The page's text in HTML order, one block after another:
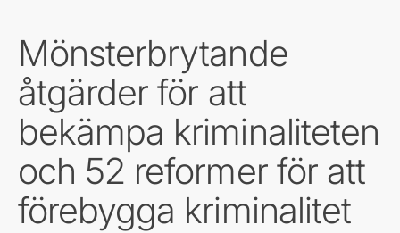
Mönsterbrytande
åtgärder för att
bekämpa kriminaliteten
och 52 reformer för att
förebygga kriminalitet